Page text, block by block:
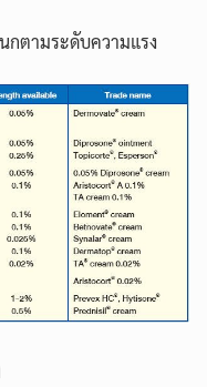
กตามระดับความแรง